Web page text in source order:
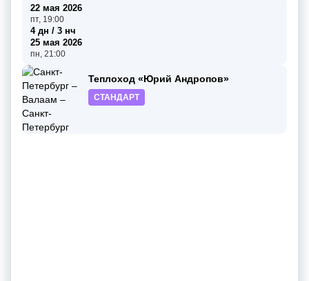
22 мая 2026
пт, 19:00
4 дн / 3 нч
25 мая 2026
пн, 21:00
Теплоход «Юрий Андропов»
СТАНДАРТ